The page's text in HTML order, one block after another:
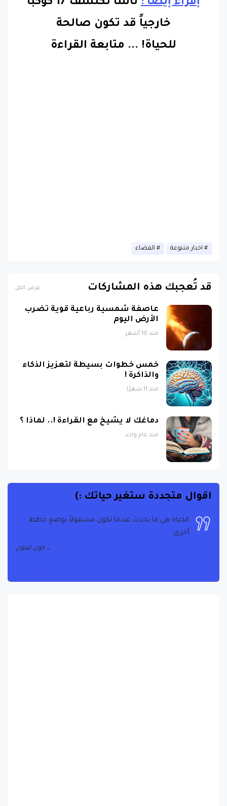
إقراء إيضاً :
ناسا تكتشف 17 كوكباً
خارجياً قد تكون صالحة
للحياة! ... متابعة القراءة
اخبار متنوعة الفضاء
قد تُعجبك هذه المشاركات عرض الكل
عاصفة شمسية رباعية قوية تضرب
الأرض اليوم
منذ 10 أشهر
خمس خطوات بسيطة لتعزيز الذكاء
والذاكرة !
منذ 11 شهرًا
دماغك لا يشيخ مع القراءة !.. لماذا ؟
منذ عام واحد
اقوال متجددة ستغير حياتك :)
الحياة هي ما يحدث عندما تكون مشغولاً بوضع خطط
أخرى
جون لينون